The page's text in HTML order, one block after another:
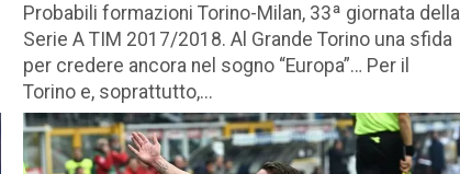
Probabili formazioni Torino-Milan, 33ª giornata della
Serie A TIM 2017/2018. Al Grande Torino una sfida
per credere ancora nel sogno “Europa”… Per il
Torino e, soprattutto,...